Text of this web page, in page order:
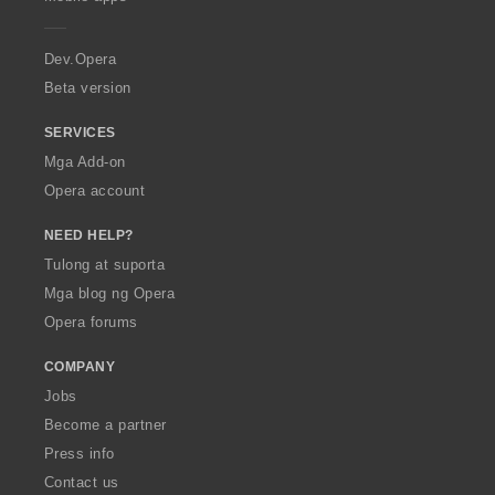
a
Dev.Opera
Beta version
SERVICES
Mga Add-on
Opera account
NEED HELP?
Tulong at suporta
Mga blog ng Opera
Opera forums
COMPANY
Jobs
Become a partner
Press info
Contact us